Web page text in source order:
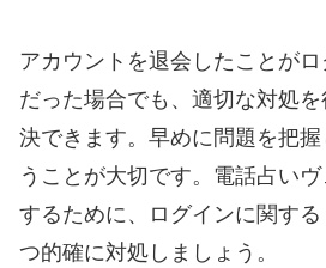
アカウントを退会したことが
だった場合でも、適切な対処
決できます。早めに問題を把
うことが大切です。電話占い
するために、ログインに関す
つ的確に対処しましょう。